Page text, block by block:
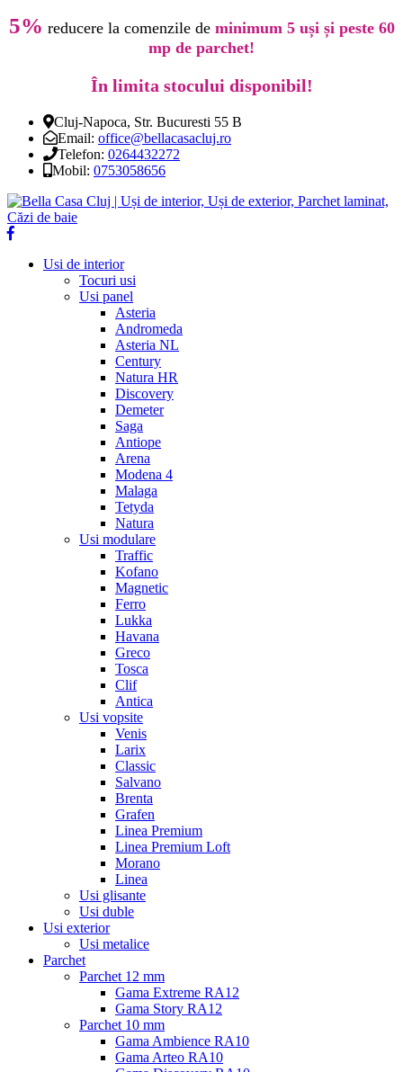
5% reducere la comenzile de minimum 5 uși și peste 60
mp de parchet!
În limita stocului disponibil!
Cluj-Napoca, Str. Bucuresti 55 B
Email: office@bellacasacluj.ro
Telefon: 0264432272
Mobil: 0753058656
Usi de interior
Tocuri usi
Usi panel
Asteria
Andromeda
Asteria NL
Century
Natura HR
Discovery
Demeter
Saga
Antiope
Arena
Modena 4
Malaga
Tetyda
Natura
Usi modulare
Traffic
Kofano
Magnetic
Ferro
Lukka
Havana
Greco
Tosca
Clif
Antica
Usi vopsite
Venis
Larix
Classic
Salvano
Brenta
Grafen
Linea Premium
Linea Premium Loft
Morano
Linea
Usi glisante
Usi duble
Usi exterior
Usi metalice
Parchet
Parchet 12 mm
Gama Extreme RA12
Gama Story RA12
Parchet 10 mm
Gama Ambience RA10
Gama Arteo RA10